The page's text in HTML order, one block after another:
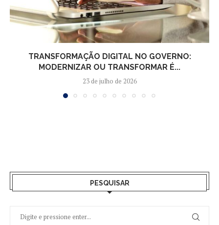
TRANSFORMAÇÃO DIGITAL NO GOVERNO:
MODERNIZAR OU TRANSFORMAR É...
23 de julho de 2026
PESQUISAR